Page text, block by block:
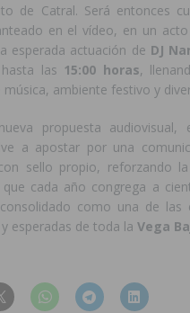
de Catral. Será entonces
en el vídeo, en un
esperada actuación de DJ
las 15:00 horas,
música, ambiente festivo y
propuesta audiovisual,
a apostar por una
sello propio, reforzando
que cada año congrega a
como una de las
esperadas de toda la Vega